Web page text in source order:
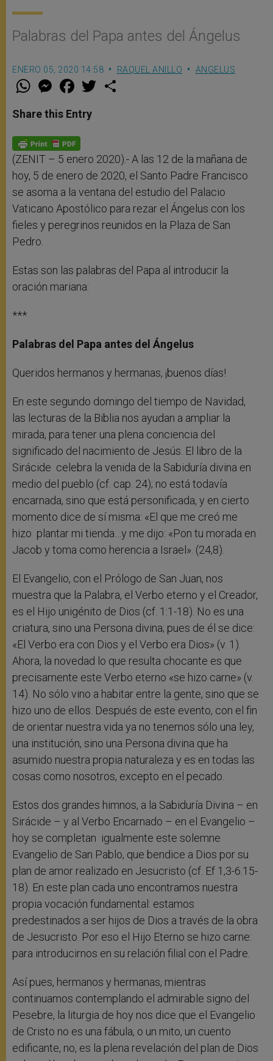
Palabras del Papa antes del Ángelus
ENERO 05, 2020 14:58 RAQUEL ANILLO ANGELUS
W
t
s
p
p
M
e
s
e
g
e
F
a
e
b
o
k
w
Share this Entry
(ZENIT – 5 enero 2020).- A las 12 de la mañana de
hoy, 5 de enero de 2020, el Santo Padre Francisco
se asoma a la ventana del estudio del Palacio
Vaticano Apostólico para rezar el Ángelus con los
fieles y peregrinos reunidos en la Plaza de San
Pedro.
Estas son las palabras del Papa al introducir la
oración mariana:
***
Palabras del Papa antes del Ángelus
Queridos hermanos y hermanas, ¡buenos días!
En este segundo domingo del tiempo de Navidad,
las lecturas de la Biblia nos ayudan a ampliar la
mirada, para tener una plena conciencia del
significado del nacimiento de Jesús. El libro de la
Sirácide celebra la venida de la Sabiduría divina en
medio del pueblo (cf. cap. 24); no está todavía
encarnada, sino que está personificada, y en cierto
momento dice de sí misma: «El que me creó me
hizo plantar mi tienda…y me dijo: «Pon tu morada en
Jacob y toma como herencia a Israel». (24,8).
El Evangelio, con el Prólogo de San Juan, nos
muestra que la Palabra, el Verbo eterno y el Creador,
es el Hijo unigénito de Dios (cf. 1:1-18). No es una
criatura, sino una Persona divina; pues de él se dice:
«El Verbo era con Dios y el Verbo era Dios» (v. 1).
Ahora, la novedad lo que resulta chocante es que
precisamente este Verbo eterno «se hizo carne» (v.
14). No sólo vino a habitar entre la gente, sino que se
hizo uno de ellos. Después de este evento, con el fin
de orientar nuestra vida ya no tenemos sólo una ley,
una institución, sino una Persona divina que ha
asumido nuestra propia naturaleza y es en todas las
cosas como nosotros, excepto en el pecado.
Estos dos grandes himnos, a la Sabiduría Divina – en
Sirácide – y al Verbo Encarnado – en el Evangelio –
hoy se completan igualmente este solemne
Evangelio de San Pablo, que bendice a Dios por su
plan de amor realizado en Jesucristo (cf. Ef 1,3-6.15-
18). En este plan cada uno encontramos nuestra
propia vocación fundamental: estamos
predestinados a ser hijos de Dios a través de la obra
de Jesucristo. Por eso el Hijo Eterno se hizo carne:
para introducirnos en su relación filial con el Padre.
Así pues, hermanos y hermanas, mientras
continuamos contemplando el admirable signo del
Pesebre, la liturgia de hoy nos dice que el Evangelio
de Cristo no es una fábula, o un mito, un cuento
edificante, no, es la plena revelación del plan de Dios